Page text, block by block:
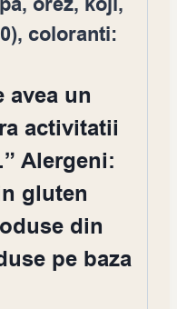
coloranti:
avea un
activitatii
Alergeni:
gluten
din
pe baza